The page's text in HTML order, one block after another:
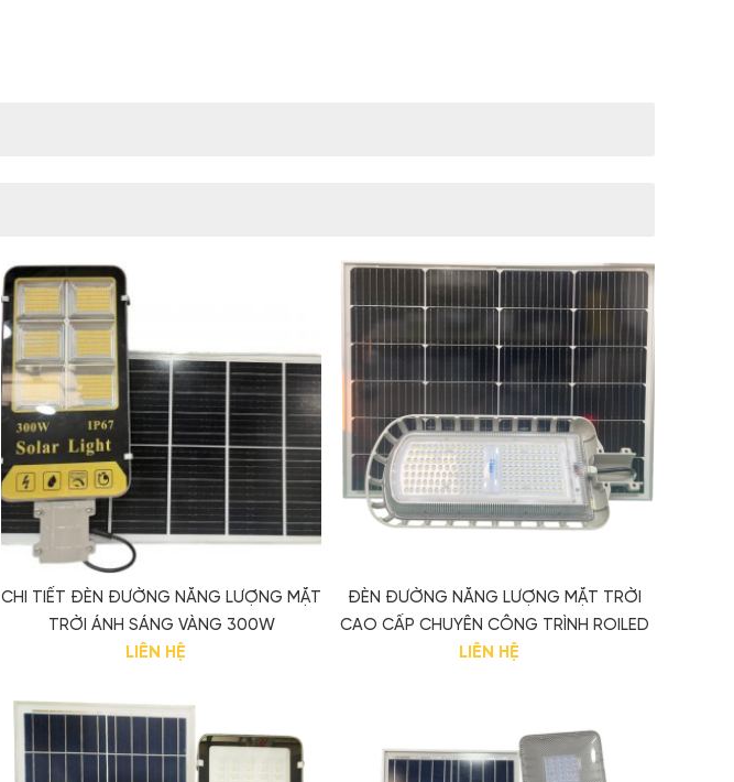
CHI TIẾT ĐÈN ĐƯỜNG NĂNG LƯỢNG MẶT
TRỜI ÁNH SÁNG VÀNG 300W
LIÊN HỆ
ĐÈN ĐƯỜNG NĂNG LƯỢNG MẶT TRỜI
CAO CẤP CHUYÊN CÔNG TRÌNH ROILED
LIÊN HỆ